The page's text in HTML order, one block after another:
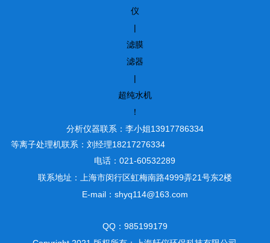
仪
|
滤膜
滤器
|
超纯水机
！
分析仪器联系：李小姐13917786334
等离子处理机联系：刘经理18217276334
电话：021-60532289
联系地址：上海市闵行区虹梅南路4999弄21号东2楼
E-mail：shyq114@163.com
QQ：985199179